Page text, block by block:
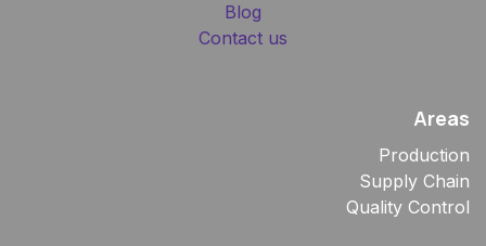
Blog
Contact us
Areas
Production
Supply Chain
Quality Control